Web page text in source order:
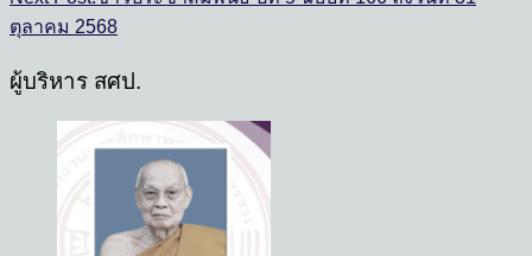
ตุลาคม 2568
ผู้บริหาร สศป.